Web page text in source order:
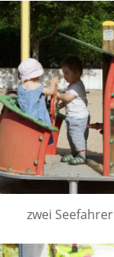
zwei Seefahrer